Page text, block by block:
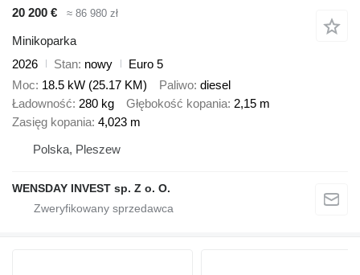
20 200 €
≈ 86 980 zł
Minikoparka
2026
Stan nowy
Euro 5
Moc 18.5 kW (25.17 KM) Paliwo diesel
Ładowność 280 kg Głębokość kopania 2,15 m
Zasięg kopania 4,023 m
Polska, Pleszew
WENSDAY INVEST sp. Z o. O.